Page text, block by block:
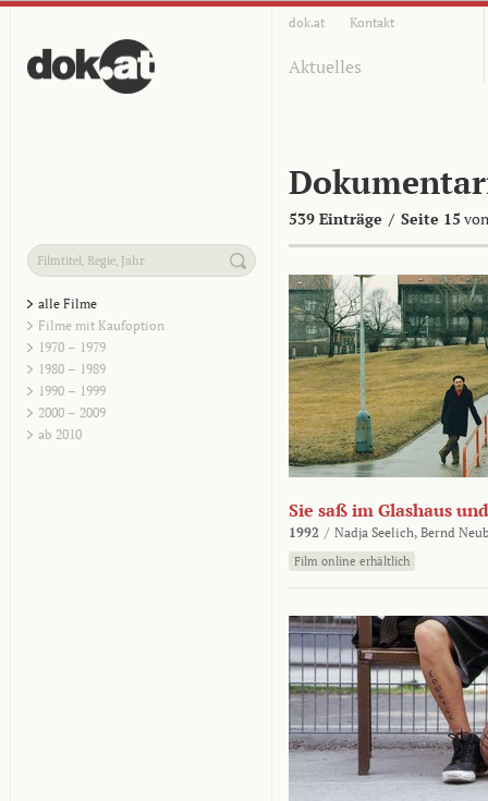
dok.at Kontakt
Aktuelles
539 Einträge / Seite 15
alle Filme
Filme mit Kaufoption
1970 – 1979
1980 – 1989
1990 – 1999
2000 – 2009
ab 2010
Sie saß im Glashaus
1992 / Nadja Seelich, Bernd
Film online erhältlich